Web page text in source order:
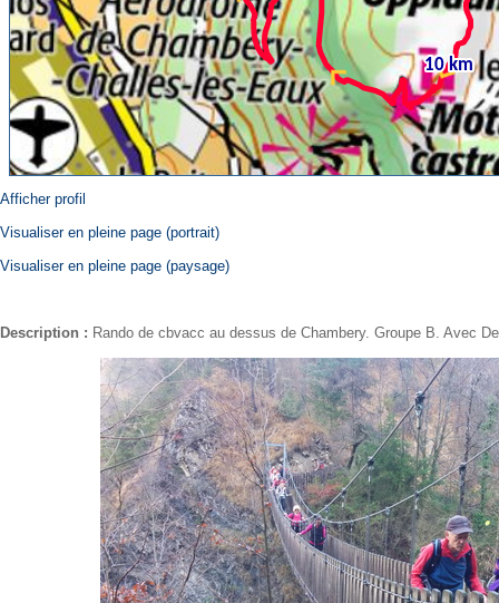
Afficher profil
Visualiser en pleine page (portrait)
Visualiser en pleine page (paysage)
Description : Rando de cbvacc au dessus de Chambery. Groupe B. Avec